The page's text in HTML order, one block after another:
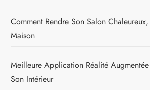
Comment Rendre Son Salon
Maison
Meilleure Application Réalité
Son Intérieur